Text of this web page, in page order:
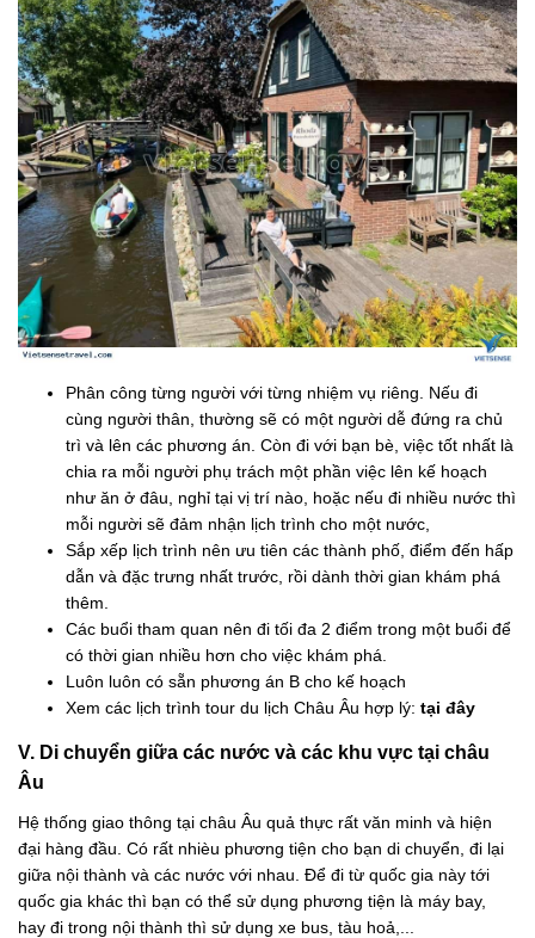
Phân công từng người với từng nhiệm vụ riêng. Nếu đi
cùng người thân, thường sẽ có một người dễ đứng ra chủ
trì và lên các phương án. Còn đi với bạn bè, việc tốt nhất là
chia ra mỗi người phụ trách một phần việc lên kế hoạch
như ăn ở đâu, nghỉ tại vị trí nào, hoặc nếu đi nhiều nước thì
mỗi người sẽ đảm nhận lịch trình cho một nước,
Sắp xếp lịch trình nên ưu tiên các thành phố, điểm đến hấp
dẫn và đặc trưng nhất trước, rồi dành thời gian khám phá
thêm.
Các buổi tham quan nên đi tối đa 2 điểm trong một buổi để
có thời gian nhiều hơn cho việc khám phá.
Luôn luôn có sẵn phương án B cho kế hoạch
Xem các lịch trình tour du lịch Châu Âu hợp lý: tại đây
V. Di chuyển giữa các nước và các khu vực tại châu
Âu
Hệ thống giao thông tại châu Âu quả thực rất văn minh và hiện
đại hàng đầu. Có rất nhièu phương tiện cho bạn di chuyển, đi lại
giữa nội thành và các nước với nhau. Để đi từ quốc gia này tới
quốc gia khác thì bạn có thể sử dụng phương tiện là máy bay,
hay đi trong nội thành thì sử dụng xe bus, tàu hoả,...